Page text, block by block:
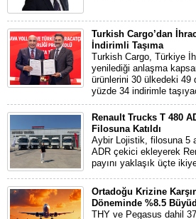
Turkish Cargo’dan
İndirimli Taşıma
Turkish Cargo, Türkiye
yenilediği anlaşma
ürünlerini 30 ülkedeki 49
yüzde 34 indirimle
Renault Trucks T 480
Filosuna Katıldı
Aybir Lojistik, filosuna 5
ADR çekici ekleyerek
payını yaklaşık üçte
Ortadoğu Krizine
Döneminde %8.5
THY ve Pegasus dahil